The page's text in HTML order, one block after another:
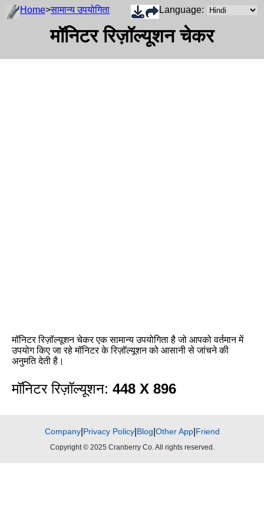
Home>सामान्य उपयोगिता
मॉनिटर रिज़ॉल्यूशन चेकर
Language:
मॉनिटर रिज़ॉल्यूशन चेकर एक सामान्य उपयोगिता है जो आपको वर्तमान में
उपयोग किए जा रहे मॉनिटर के रिज़ॉल्यूशन को आसानी से जांचने की
अनुमति देती है।
मॉनिटर रिज़ॉल्यूशन: 448 X 896
Company| Privacy Policy| Blog Other App| Friend
Copyright © 2025 Cranberry Co. All rights reserved.